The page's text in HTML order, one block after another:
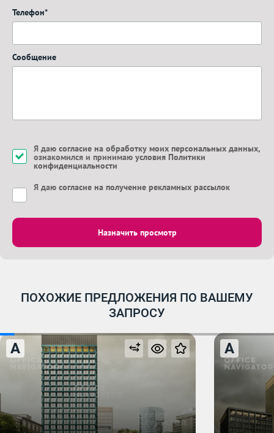
Телефон*
Сообщение
Я даю согласие на обработку моих персональных данных,
ознакомился и принимаю условия Политики
конфиденциальности
Я даю согласие на получение рекламных рассылок
Назначить просмотр
ПОХОЖИЕ ПРЕДЛОЖЕНИЯ ПО ВАШЕМУ
ЗАПРОСУ
A A